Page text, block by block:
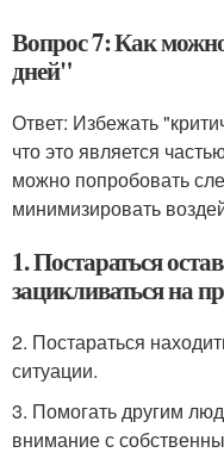
Вопрос 7: Как
дней"
Ответ: Избежать
что это является
можно попробовать
минимизировать
1. Постараться
зацикливаться на
2. Постараться
ситуации.
3. Помогать другим
внимание с